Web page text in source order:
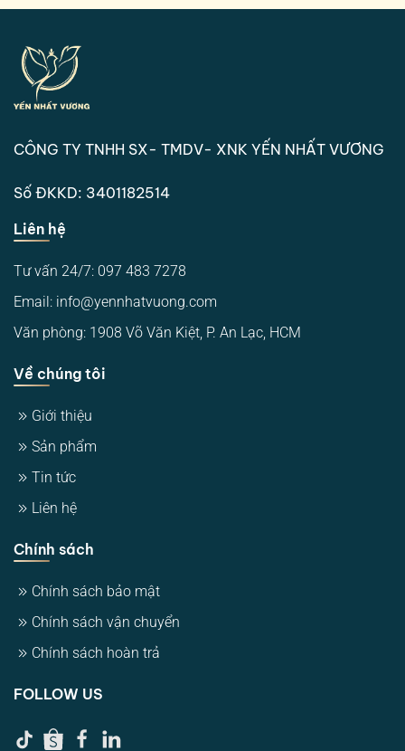
CÔNG TY TNHH SX- TMDV- XNK YẾN NHẤT VƯƠNG
Số ĐKKD: 3401182514
Liên hệ
Tư vấn 24/7: 097 483 7278
Email: info@yennhatvuong.com
Văn phòng: 1908 Võ Văn Kiệt, P. An Lạc, HCM
Về chúng tôi
Giới thiệu
Sản phẩm
Tin tức
Liên hệ
Chính sách
Chính sách bảo mật
Chính sách vận chuyển
Chính sách hoàn trả
FOLLOW US